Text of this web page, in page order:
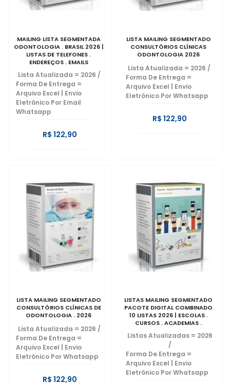
MAILING LISTA SEGMENTADA
ODONTOLOGIA . BRASIL 2026 |
LISTAS DE TELEFONES .
ENDEREÇOS . EMAILS
Lista Atualizada = 2026 /
Forma De Entrega =
Arquivo Excel | Envio
Eletrônico Por Email
Whatsapp
R$ 122,90
LISTA MAILING SEGMENTADO
CONSULTÓRIOS CLÍNICAS
ODONTOLOGIA 2026
Lista Atualizada = 2026 /
Forma De Entrega =
Arquivo Excel | Envio
Eletrônico Por Whatsapp
R$ 122,90
LISTA MAILING SEGMENTADO
CONSULTÓRIOS CLÍNICAS DE
ODONTOLOGIA . 2026
Lista Atualizada = 2026 /
Forma De Entrega =
Arquivo Excel | Envio
Eletrônico Por Whatsapp
R$ 122,90
LISTAS MAILING SEGMENTADO
PACOTE DIGITAL COMBINADO
10 LISTAS 2026 | ESCOLAS .
CURSOS . ACADEMIAS .
RESTAURANTES . ENGENHARIA .
HOTÉIS | EMAILS EMPRESARIAIS
2026
Listas Atualizadas = 2026
/
Forma De Entrega =
Arquivo Excel | Envio
Eletrônico Por Whatsapp